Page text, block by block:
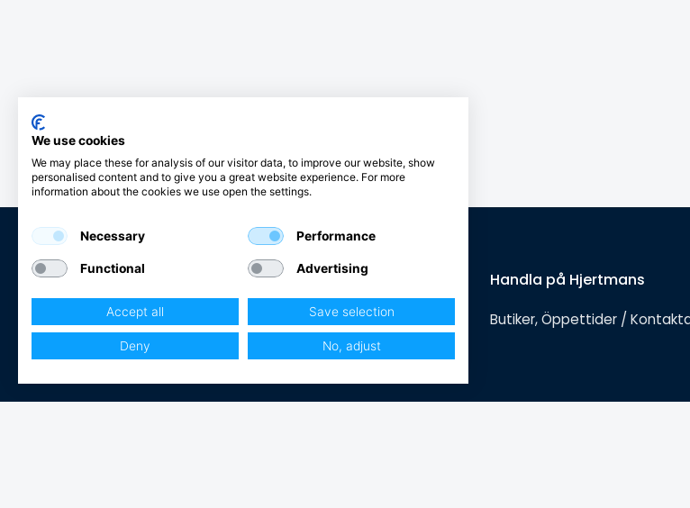
Club Hjertmans
Logga in
Handla på Hjertmans
Butiker, Öppettider /
We use cookies
We may place these for analysis of our visitor data, to improve our website, show
personalised content and to give you a great website experience. For more
information about the cookies we use open the settings.
Necessary Performance
Functional Advertising
Accept all Save selection
Deny No, adjust